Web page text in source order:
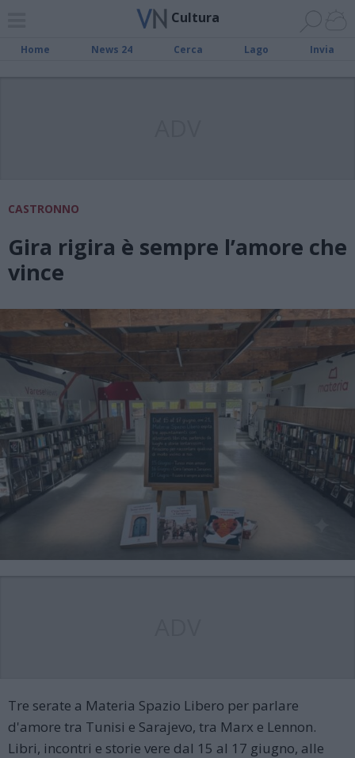
Cultura
Home News 24 Cerca Lago Invia
CASTRONNO
Gira rigira è sempre l’amore che
vince
Tre serate a Materia Spazio Libero per parlare
d'amore tra Tunisi e Sarajevo, tra Marx e Lennon.
Libri, incontri e storie vere dal 15 al 17 giugno, alle